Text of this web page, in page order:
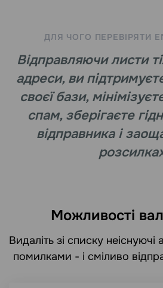
ДЛЯ ЧОГО ПЕРЕВІРЯТИ
Відправляючи листи
адреси, ви
своєї бази,
спам, зберігаєте
відправника і
Можливості
Видаліть зі списку
помилками - і сміливо